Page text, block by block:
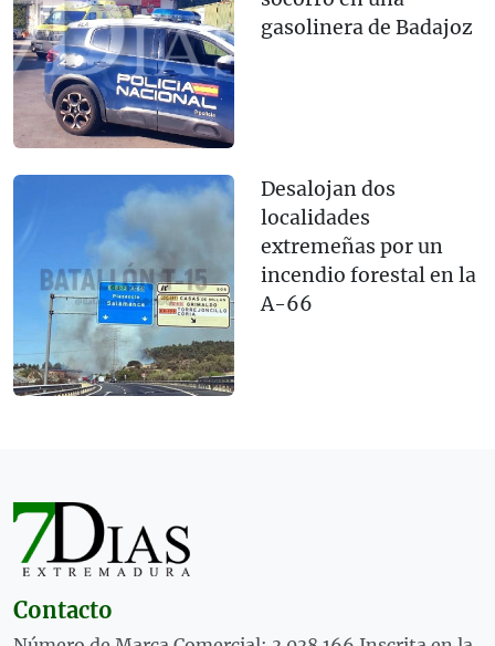
gasolinera de Badajoz
Desalojan dos
localidades
extremeñas por un
incendio forestal en la
A-66
Contacto